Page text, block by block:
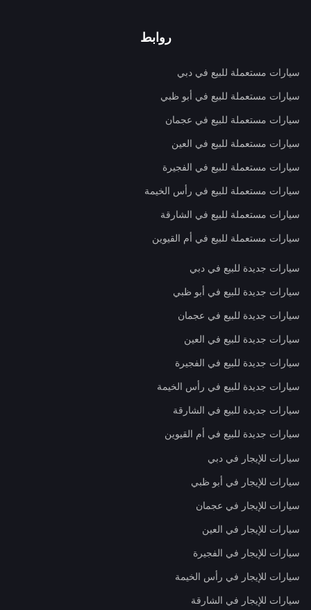
روابط
سيارات مستعملة للبيع في دبي
سيارات مستعملة للبيع في أبو ظبي
سيارات مستعملة للبيع في عجمان
سيارات مستعملة للبيع في العين
سيارات مستعملة للبيع في الفجيرة
سيارات مستعملة للبيع في رأس الخيمة
سيارات مستعملة للبيع في الشارقة
سيارات مستعملة للبيع في أم القيوين
سيارات جديدة للبيع في دبي
سيارات جديدة للبيع في أبو ظبي
سيارات جديدة للبيع في عجمان
سيارات جديدة للبيع في العين
سيارات جديدة للبيع في الفجيرة
سيارات جديدة للبيع في رأس الخيمة
سيارات جديدة للبيع في الشارقة
سيارات جديدة للبيع في أم القيوين
سيارات للإيجار في دبي
سيارات للإيجار في أبو ظبي
سيارات للإيجار في عجمان
سيارات للإيجار في العين
سيارات للإيجار في الفجيرة
سيارات للإيجار في رأس الخيمة
سيارات للإيجار في الشارقة